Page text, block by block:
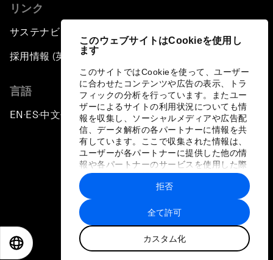
このウェブサイトはCookieを使用し
ます
このサイトではCookieを使って、ユーザー
に合わせたコンテンツや広告の表示、トラ
フィックの分析を行っています。またユー
ザーによるサイトの利用状況についても情
報を収集し、ソーシャルメディアや広告配
信、データ解析の各パートナーに情報を共
有しています。ここで収集された情報は、
ユーザーが各パートナーに提供した他の情
報や各パートナーのサービスを使用した際
に収集された情報と組み合わされ、各パー
トナーによって使用されることがありま
す。
全て許可
カスタム化
拒否
リンク
サステナビリティへの取り組み
採用情報 (英語のみ)
言語
EN ▪ES▪中文▪ 日本語
プライバシーポリシーと利用規約
サイトマップ
©
世界経済フォーラム